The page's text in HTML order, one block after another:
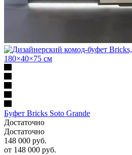
Буфет Bricks Soto Grande
Достаточно
Достаточно
148 000 руб.
от 148 000 руб.